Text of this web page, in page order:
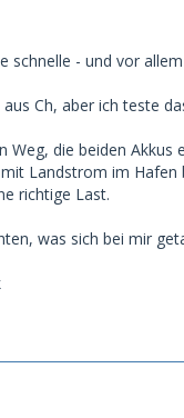
schnelle - und vor
Ch, aber ich teste
Weg, die beiden
Landstrom im
richtige Last.
was sich bei mir